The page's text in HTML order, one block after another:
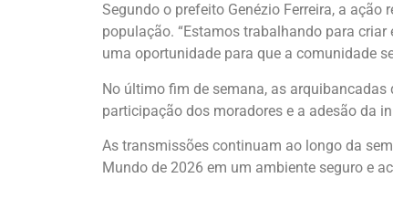
Segundo o prefeito Genézio Ferreira, a
população. “Estamos trabalhando para
uma oportunidade para que a comunidade
No último fim de semana, as
participação dos moradores e a adesão da
As transmissões continuam ao longo da
Mundo de 2026 em um ambiente seguro e